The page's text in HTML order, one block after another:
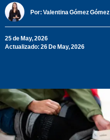
Por: Valentina Gómez Gómez
25 de May, 2026
Actualizado: 26 De May, 2026